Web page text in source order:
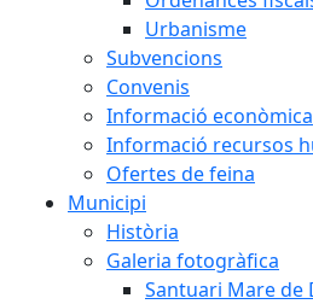
Urbanisme
Subvencions
Convenis
Informació econòmica
Informació recursos
Ofertes de feina
Municipi
Història
Galeria fotogràfica
Santuari Mare de